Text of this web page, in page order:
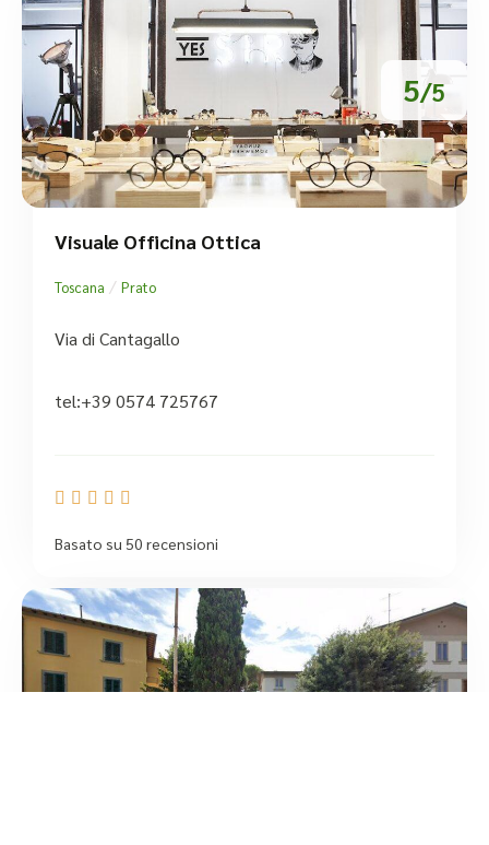
5/5
Visuale Officina Ottica
Toscana / Prato
Via di Cantagallo
tel:+39 0574 725767
    
Basato su 50 recensioni